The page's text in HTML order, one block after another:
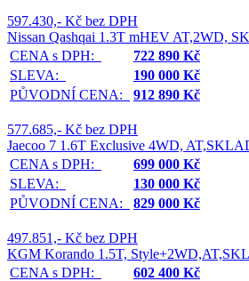
597.430,- Kč bez DPH
Nissan Qashqai 1.3T mHEV AT,2WD,
CENA s DPH:
722 890 Kč
SLEVA:
190 000 Kč
PŮVODNÍ CENA:
912 890 Kč
577.685,- Kč bez DPH
Jaecoo 7 1.6T Exclusive 4WD,
CENA s DPH:
699 000 Kč
SLEVA:
130 000 Kč
PŮVODNÍ CENA:
829 000 Kč
497.851,- Kč bez DPH
KGM Korando 1.5T,
CENA s DPH:
602 400 Kč